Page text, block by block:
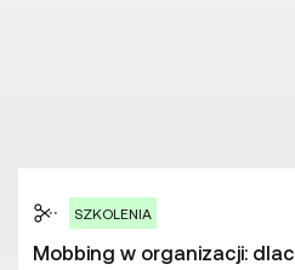
SZKOLENIA
Mobbing w organizacji: